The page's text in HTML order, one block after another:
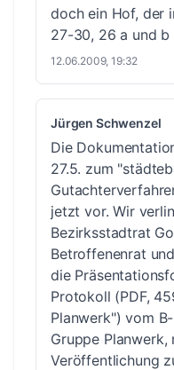
doch ein Hof, der
27-30, 26 a und b
12.06.2009, 19:32
Jürgen Schwenzel
Die
27.5. zum
jetzt vor. Wir
Bezirksstadtrat
Betroffenenrat
die
Protokoll (PDF,
Planwerk") vom
Gruppe
Veröffentlichung